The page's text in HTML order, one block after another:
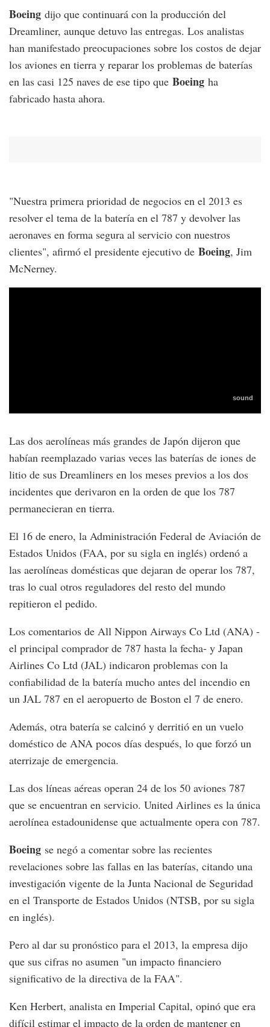
Boeing dijo que continuará con la producción del
Dreamliner, aunque detuvo las entregas. Los analistas
han manifestado preocupaciones sobre los costos de dejar
los aviones en tierra y reparar los problemas de baterías
en las casi 125 naves de ese tipo que Boeing ha
fabricado hasta ahora.
"Nuestra primera prioridad de negocios en el 2013 es
resolver el tema de la batería en el 787 y devolver las
aeronaves en forma segura al servicio con nuestros
clientes", afirmó el presidente ejecutivo de Boeing, Jim
McNerney.
Las dos aerolíneas más grandes de Japón dijeron que
habían reemplazado varias veces las baterías de iones de
litio de sus Dreamliners en los meses previos a los dos
incidentes que derivaron en la orden de que los 787
permanecieran en tierra.
El 16 de enero, la Administración Federal de Aviación de
Estados Unidos (FAA, por su sigla en inglés) ordenó a
las aerolíneas domésticas que dejaran de operar los 787,
tras lo cual otros reguladores del resto del mundo
repitieron el pedido.
Los comentarios de All Nippon Airways Co Ltd (ANA) -
el principal comprador de 787 hasta la fecha- y Japan
Airlines Co Ltd (JAL) indicaron problemas con la
confiabilidad de la batería mucho antes del incendio en
un JAL 787 en el aeropuerto de Boston el 7 de enero.
Además, otra batería se calcinó y derritió en un vuelo
doméstico de ANA pocos días después, lo que forzó un
aterrizaje de emergencia.
Las dos líneas aéreas operan 24 de los 50 aviones 787
que se encuentran en servicio. United Airlines es la única
aerolínea estadounidense que actualmente opera con 787.
Boeing se negó a comentar sobre las recientes
revelaciones sobre las fallas en las baterías, citando una
investigación vigente de la Junta Nacional de Seguridad
en el Transporte de Estados Unidos (NTSB, por su sigla
en inglés).
Pero al dar su pronóstico para el 2013, la empresa dijo
que sus cifras no asumen "un impacto financiero
significativo de la directiva de la FAA".
Ken Herbert, analista en Imperial Capital, opinó que era
difícil estimar el impacto de la orden de mantener en